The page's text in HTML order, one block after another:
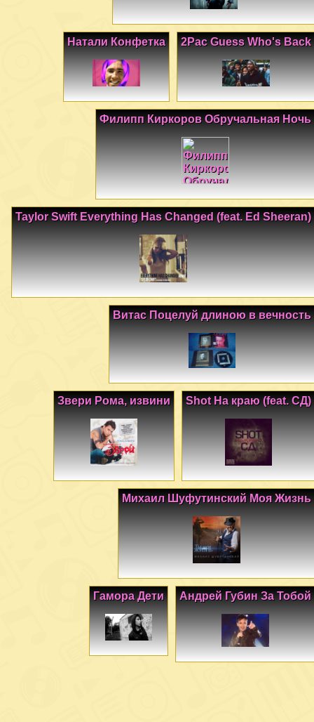
2Pac Guess Who's Back
Натали Конфетка
Филипп Киркоров Обручальная Ночь
Taylor Swift Everything Has Changed (feat. Ed Sheeran)
Витас Поцелуй длиною в вечность
Shot На краю (feat. СД)
Звери Рома, извини
Михаил Шуфутинский Моя Жизнь
Андрей Губин За Тобой
Гамора Дети